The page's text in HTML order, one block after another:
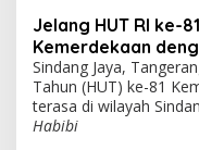
Jelang HUT RI ke-
Kemerdekaan
Sindang Jaya,
Tahun (HUT) ke-81
terasa di wilayah
Habibi